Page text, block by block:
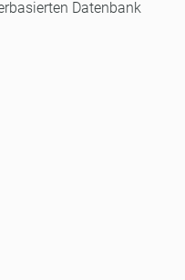
Datenbank